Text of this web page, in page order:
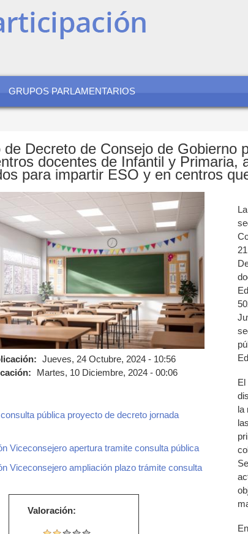
GRUPOS PARLAMENTARIOS
de Decreto de Consejo de Gobierno
docentes de Infantil y Primaria,
para impartir ESO y en centros
Jueves, 24 Octubre, 2024 - 10:56
Martes, 10 Diciembre, 2024 - 00:06
pública proyecto de decreto jornada
Viceconsejero apertura tramite consulta pública
Viceconsejero ampliación plazo trámite consulta
Valoración:
El
la